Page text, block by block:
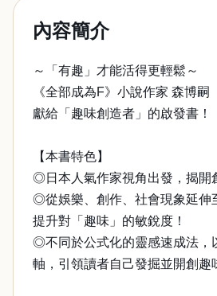
內容簡介
～「有趣」才能活得更輕鬆～
《全部成為F》小說作家 森博嗣
獻給「趣味創造者」的啟發書！
【本書特色】
◎日本人氣作家視角出發，揭開
◎從娛樂、創作、社會現象延伸
提升對「趣味」的敏銳度！
◎不同於公式化的靈感速成法，
軸，引領讀者自己發掘並開創趣